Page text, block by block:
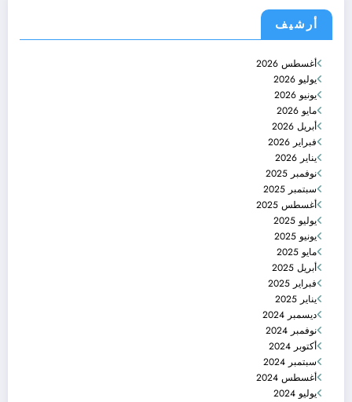
أرشيف
أغسطس 2026
يوليو 2026
يونيو 2026
مايو 2026
أبريل 2026
فبراير 2026
يناير 2026
نوفمبر 2025
سبتمبر 2025
أغسطس 2025
يوليو 2025
يونيو 2025
مايو 2025
أبريل 2025
فبراير 2025
يناير 2025
ديسمبر 2024
نوفمبر 2024
أكتوبر 2024
سبتمبر 2024
أغسطس 2024
يوليو 2024